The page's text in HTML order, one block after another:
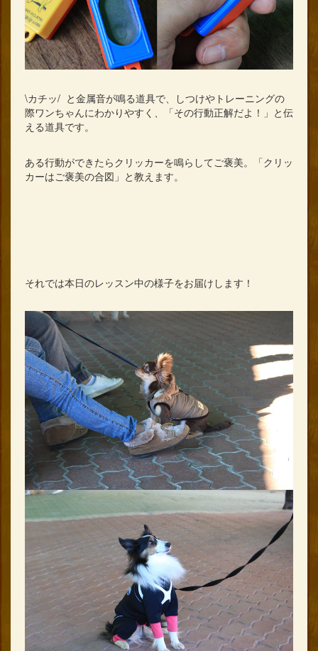
\カチッ/ と金属音が鳴る道具で、しつけやトレーニングの
際ワンちゃんにわかりやすく、「その行動正解だよ！」と伝
える道具です。
ある行動ができたらクリッカーを鳴らしてご褒美。「クリッ
カーはご褒美の合図」と教えます。
それでは本日のレッスン中の様子をお届けします！